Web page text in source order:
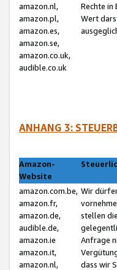
amazon.nl,
amazon.pl,
amazon.es,
amazon.se,
amazon.co.uk,
audible.co.uk
Rechte
Wert
ANHANG 3:
Amazon-
Website
amazon.com.be,
amazon.fr,
amazon.de,
audible.de,
amazon.ie
amazon.it,
amazon.nl,
Wir
stellen
Anfrage
dass wir